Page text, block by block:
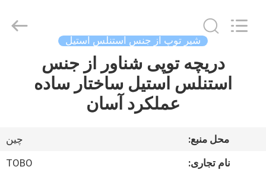
صفحه
اصلی
درباره
استنلس
شیر توپ از جنس استنلس استیل
دریچه توپی شناور از جنس
استنلس استیل ساختار ساده
عملکرد آسان
محل منبع:
چین
نام تجاری:
TOBO